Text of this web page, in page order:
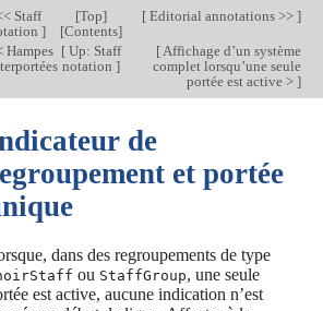
Staff
]
[Top]
[Contents]
[Editorial annotations >> ]
Hampes [Up: Staff
notation ]
[Affichage d’un système
complet lorsqu’une seule
portée est active > ]
de
et portée
dans des regroupements de type
ou StaffGroup, une seule
est active, aucune indication n’est